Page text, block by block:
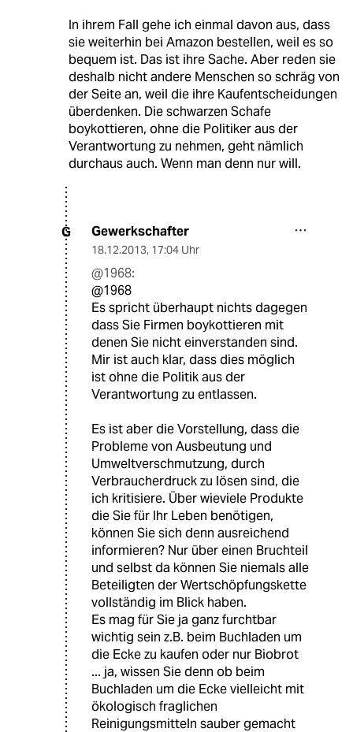
In ihrem Fall gehe ich einmal davon aus, dass
sie weiterhin bei Amazon bestellen, weil es so
bequem ist. Das ist ihre Sache. Aber reden sie
deshalb nicht andere Menschen so schräg von
der Seite an, weil die ihre Kaufentscheidungen
überdenken. Die schwarzen Schafe
boykottieren, ohne die Politiker aus der
Verantwortung zu nehmen, geht nämlich
durchaus auch. Wenn man denn nur will.
G Gewerkschafter
18.12.2013, 17:04 Uhr
@1968:
@1968
Es spricht überhaupt nichts dagegen
dass Sie Firmen boykottieren mit
denen Sie nicht einverstanden sind.
Mir ist auch klar, dass dies möglich
ist ohne die Politik aus der
Verantwortung zu entlassen.
Es ist aber die Vorstellung, dass die
Probleme von Ausbeutung und
Umweltverschmutzung, durch
Verbraucherdruck zu lösen sind, die
ich kritisiere. Über wieviele Produkte
die Sie für Ihr Leben benötigen,
können Sie sich denn ausreichend
informieren? Nur über einen Bruchteil
und selbst da können Sie niemals alle
Beteiligten der Wertschöpfungskette
vollständig im Blick haben.
Es mag für Sie ja ganz furchtbar
wichtig sein z.B. beim Buchladen um
die Ecke zu kaufen oder nur Biobrot
... ja, wissen Sie denn ob beim
Buchladen um die Ecke vielleicht mit
ökologisch fraglichen
Reinigungsmitteln sauber gemacht